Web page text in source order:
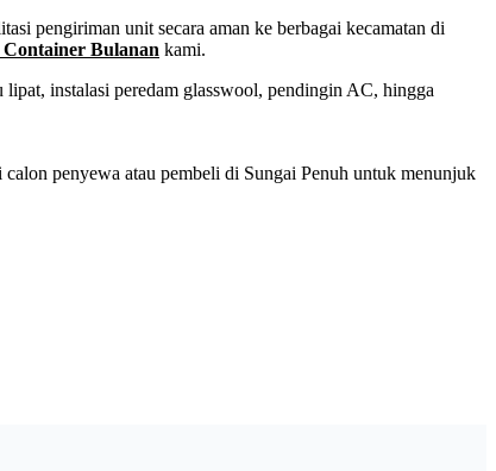
pengiriman unit secara aman ke berbagai kecamatan di
Container Bulanan kami.
instalasi peredam glasswool, pendingin AC, hingga
penyewa atau pembeli di Sungai Penuh untuk menunjuk